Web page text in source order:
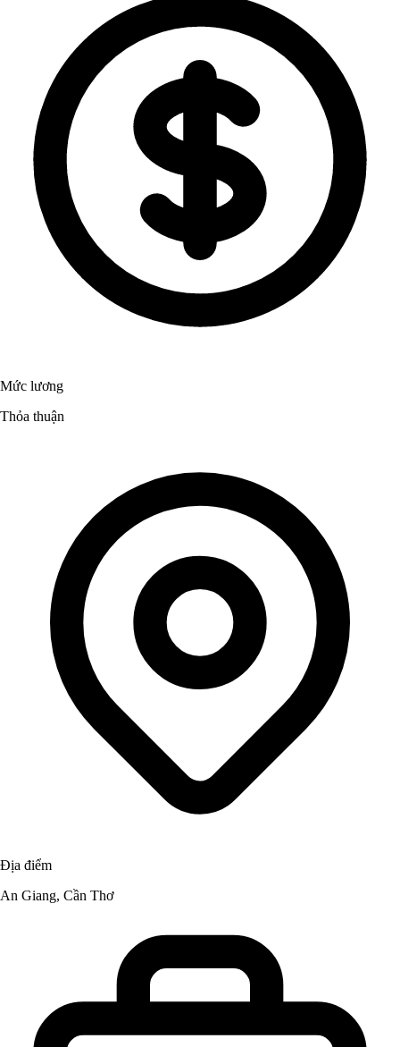
Mức lương
Thỏa thuận
Địa điểm
An Giang, Cần Thơ